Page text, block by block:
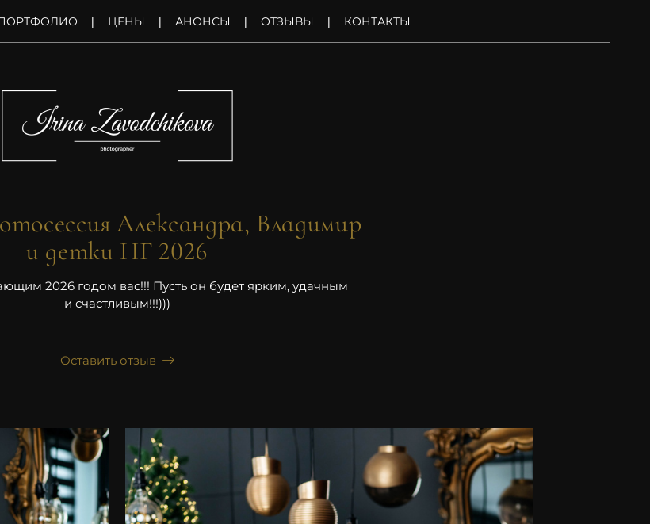
ЦЕНЫ АНОНСЫ ОТЗЫВЫ КОНТАКТЫ
Александра, Владимир
и детки НГ 2026
2026 годом вас!!! Пусть он будет ярким, удачным
и счастливым!!!)))
Оставить отзыв